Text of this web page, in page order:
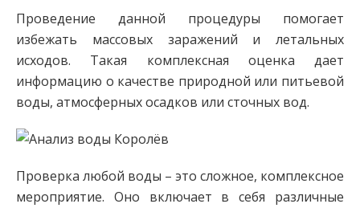
Проведение данной процедуры помогает
избежать массовых заражений и летальных
исходов. Такая комплексная оценка дает
информацию о качестве природной или питьевой
воды, атмосферных осадков или сточных вод.
Проверка любой воды – это сложное, комплексное
мероприятие. Оно включает в себя различные